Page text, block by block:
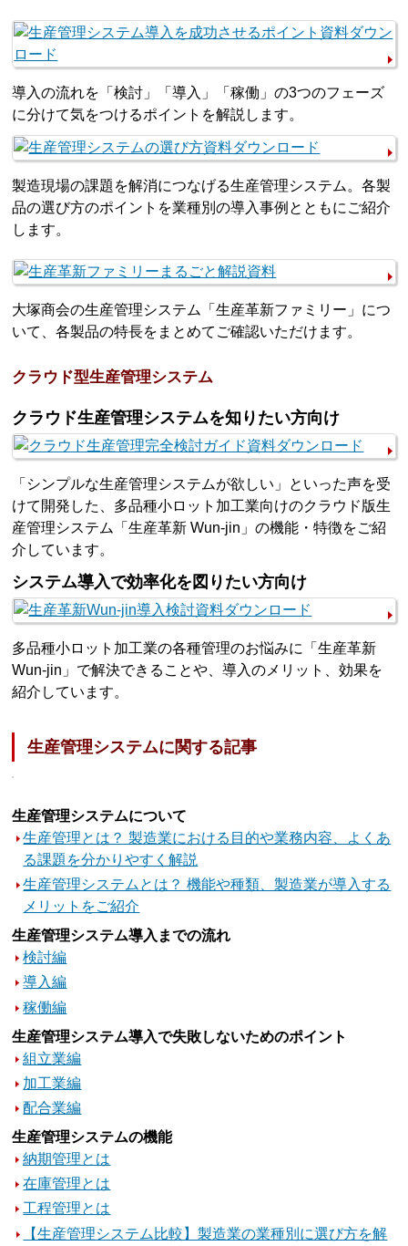
導入の流れを「検討」「導入」「稼働」の3つのフェーズ
に分けて気をつけるポイントを解説します。
製造現場の課題を解消につなげる生産管理システム。各製
品の選び方のポイントを業種別の導入事例とともにご紹介
します。
大塚商会の生産管理システム「生産革新ファミリー」につ
いて、各製品の特長をまとめてご確認いただけます。
クラウド型生産管理システム
クラウド生産管理システムを知りたい方向け
「シンプルな生産管理システムが欲しい」といった声を受
けて開発した、多品種小ロット加工業向けのクラウド版生
産管理システム「生産革新 Wun-jin」の機能・特徴をご紹
介しています。
システム導入で効率化を図りたい方向け
多品種小ロット加工業の各種管理のお悩みに「生産革新
Wun-jin」で解決できることや、導入のメリット、効果を
紹介しています。
生産管理システムに関する記事
生産管理システムについて
生産管理とは？ 製造業における目的や業務内容、よくあ
る課題を分かりやすく解説
生産管理システムとは？ 機能や種類、製造業が導入する
メリットをご紹介
生産管理システム導入までの流れ
検討編
導入編
稼働編
生産管理システム導入で失敗しないためのポイント
組立業編
加工業編
配合業編
生産管理システムの機能
納期管理とは
在庫管理とは
工程管理とは
【生産管理システム比較】製造業の業種別に選び方を解